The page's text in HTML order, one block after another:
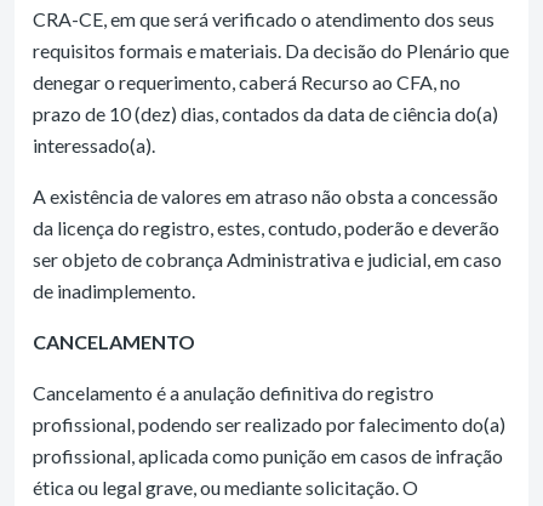
CRA-CE, em que será verificado o atendimento dos seus
requisitos formais e materiais. Da decisão do Plenário que
denegar o requerimento, caberá Recurso ao CFA, no
prazo de 10 (dez) dias, contados da data de ciência do(a)
interessado(a).
A existência de valores em atraso não obsta a concessão
da licença do registro, estes, contudo, poderão e deverão
ser objeto de cobrança Administrativa e judicial, em caso
de inadimplemento.
CANCELAMENTO
Cancelamento é a anulação definitiva do registro
profissional, podendo ser realizado por falecimento do(a)
profissional, aplicada como punição em casos de infração
ética ou legal grave, ou mediante solicitação. O